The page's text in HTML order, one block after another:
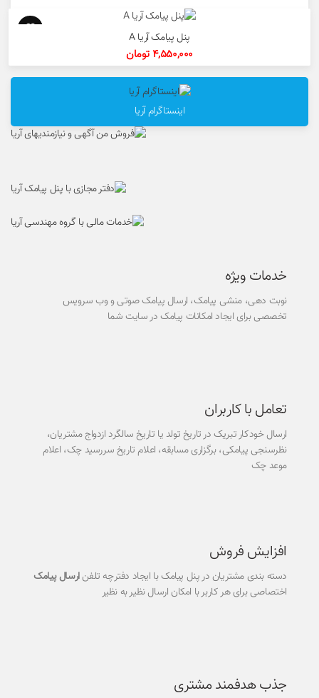
پنل پیامک آریا A
4,550,000 تومان
اینستاگرام آریا
خدمات ویژه
نوبت دهی، منشی پیامک، ارسال پیامک صوتی و وب سرویس
تخصصی برای ایجاد امکانات پیامک در سایت شما
تعامل با کاربران
ارسال خودکار تبریک در تاریخ تولد یا تاریخ سالگرد ازدواج مشتریان،
نظرسنجی پیامکی، برگزاری مسابقه، اعلام تاریخ سررسید چک، اعلام
موعد چک
افزایش فروش
دسته بندی مشتریان در پنل پیامک با ایجاد دفترچه تلفنارسال پیامک
اختصاصی برای هر کاربر با امکان ارسال نظیر به نظیر
جذب هدفمند مشتری